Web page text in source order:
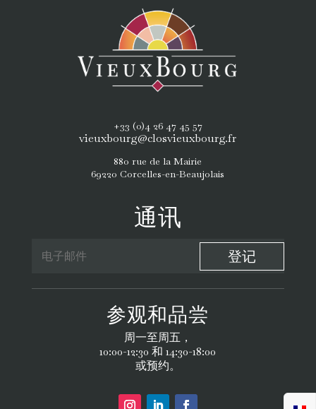
+33 (0)4 26 47 45 57
vieuxbourg@closvieuxbourg.fr
880 rue de la Mairie
69220 Corcelles-en-Beaujolais
通讯
登记
参观和品尝
周一至周五，
10:00-12:30 和 14:30-18:00
或预约。